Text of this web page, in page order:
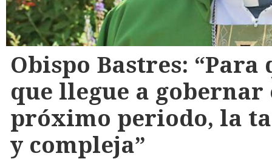
Obispo Bastres:
que llegue a gobernar
próximo periodo, la
y compleja”